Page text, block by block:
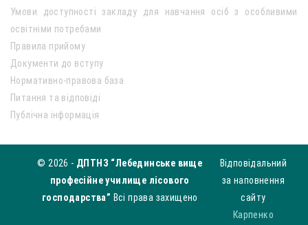
Умови доступності закладу для навчання осіб з особливими
освітніми потребами
Правила прийому
Документи до вступу
Нормативно-правова база
Питання та відповіді
Публічна інформація
© 2026 - ДПТНЗ “Лебединське вище
професійне училище лісового
господарства” Всі права захищено
Відповідальний
за наповнення
сайту
Карпенко